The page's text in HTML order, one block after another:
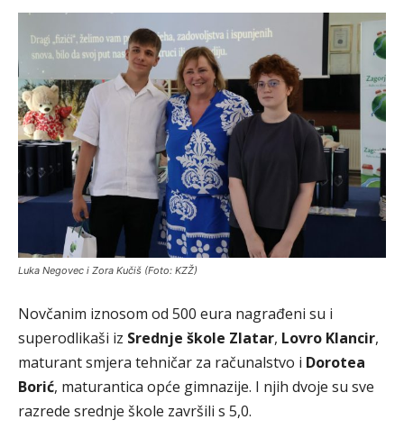
Luka Negovec i Zora Kučiš (Foto: KZŽ)
Novčanim iznosom od 500 eura nagrađeni su i
superodlikaši iz Srednje škole Zlatar, Lovro Klancir,
maturant smjera tehničar za računalstvo i Dorotea
Borić, maturantica opće gimnazije. I njih dvoje su sve
razrede srednje škole završili s 5,0.